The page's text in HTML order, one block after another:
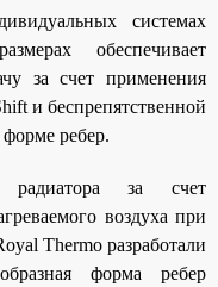
системах
обеспечивает
за счет применения
и беспрепятственной
ребер.
радиатора за счет
воздуха при
Thermo разработали
форма ребер